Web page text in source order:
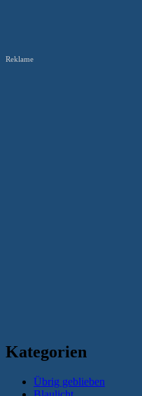
Reklame
Kategorien
Übrig geblieben